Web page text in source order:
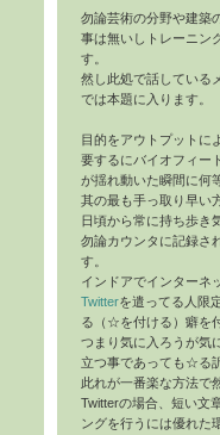
勿論芸術の分野や建築
事は無いしトレーニン
す。
然し此処で話している
では本題に入ります。
目的をアウトプットに
要するにバイオフィー
が揺れ動いた瞬間に何
其の最も手っ取り早い
日頃から常に持ち歩き
勿論カウンタに記録さ
す。
インドアでインターネ
Twitterを遣ってる人限
る（☆を付ける）癖を
つまり気に入ろうが気
立つ事であっても☆る
此れが一番楽な方法で
Twitterの場合、短い文
ングを行うには優れた